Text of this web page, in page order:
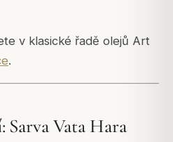
v klasické řadě olejů Art
.
Sarva Vata Hara